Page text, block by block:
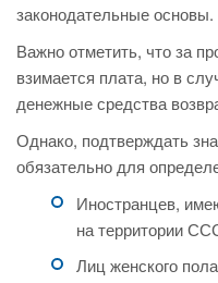
законодательные основы.
Важно отметить, что за
взимается плата, но в
денежные средства
Однако, подтверждать
обязательно для
Иностранцев,
на территории
Лиц женского